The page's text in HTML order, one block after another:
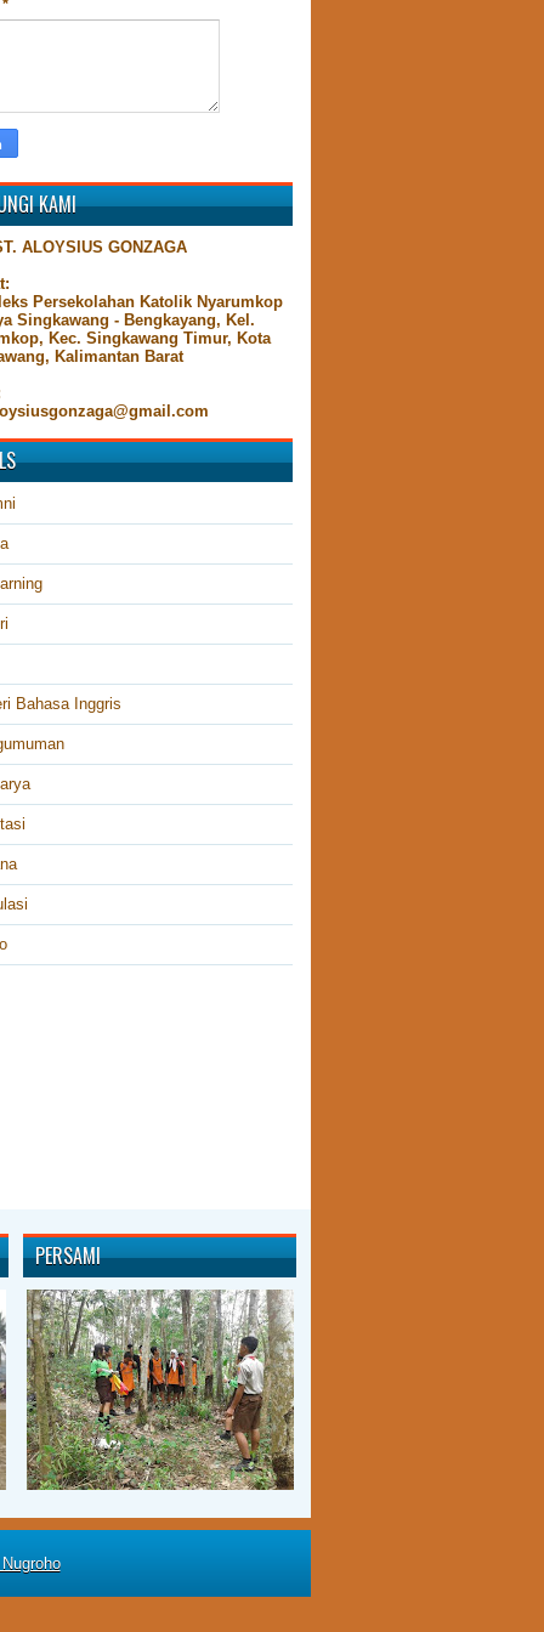
*
KAMI
ALOYSIUS GONZAGA
Persekolahan Katolik Nyarumkop
Singkawang - Bengkayang, Kel.
Kec. Singkawang Timur, Kota
Kalimantan Barat
Bahasa Inggris
PERSAMI